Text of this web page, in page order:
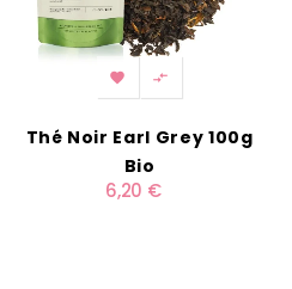
 
Thé Noir Earl Grey 100g
Bio
6,20 €